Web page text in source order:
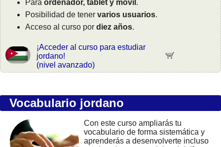
Para ordenador, tablet y móvil .
Posibilidad de tener varios usuarios.
Acceso al curso por diez años.
¡Acceder al curso para estudiar
jordano!
(nivel avanzado)
Vocabulario jordano
Con este curso ampliarás tu
vocabulario de forma sistemática y
aprenderás a desenvolverte incluso